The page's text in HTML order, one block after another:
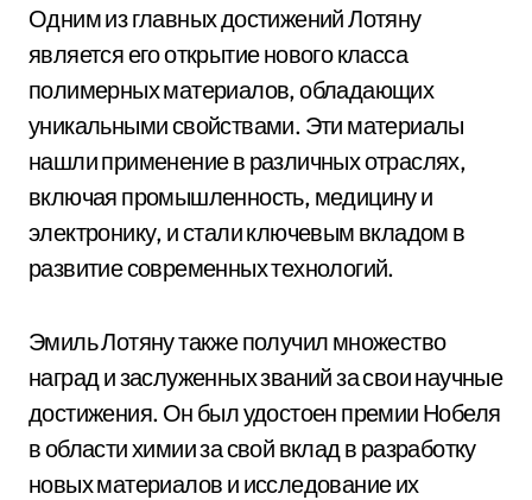
Одним из главных достижений Лотяну
является его открытие нового класса
полимерных материалов, обладающих
уникальными свойствами. Эти материалы
нашли применение в различных отраслях,
включая промышленность, медицину и
электронику, и стали ключевым вкладом в
развитие современных технологий.
Эмиль Лотяну также получил множество
наград и заслуженных званий за свои научные
достижения. Он был удостоен премии Нобеля
в области химии за свой вклад в разработку
новых материалов и исследование их